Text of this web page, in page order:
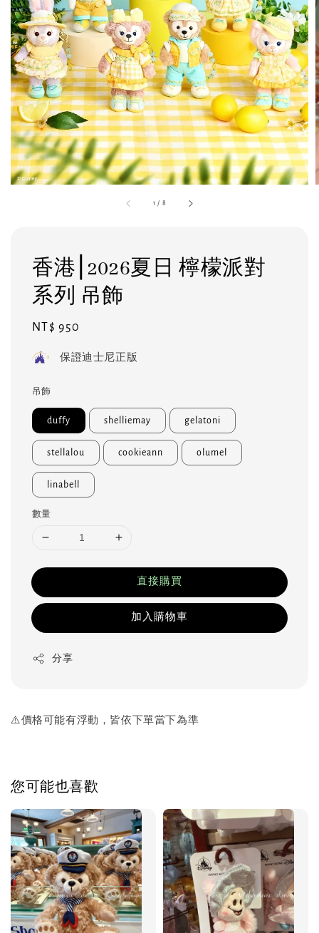
1 / 8
香港⎮2026夏日 檸檬派對
系列 吊飾
Regular
NT$ 950
保證迪士尼正版
吊飾
duffy shelliemay gelatoni
stellalou cookieann olumel
linabell
數量
直接購買
加入購物車
分享
⚠️價格可能有浮動，皆依下單當下為準
您可能也喜歡